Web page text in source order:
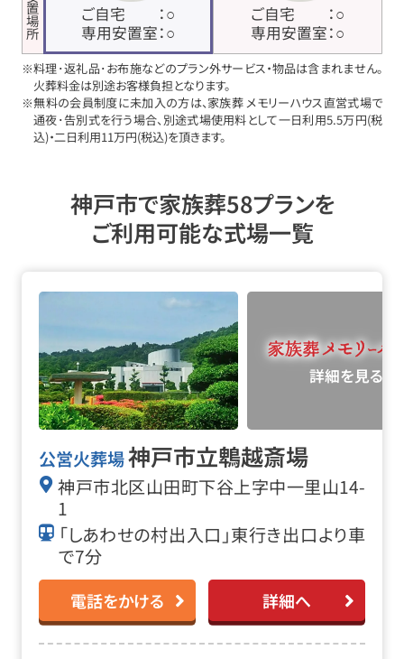
ご自宅
：○
専用安置室：○
ご自宅
：○
専用安置室：○
※料理･返礼品･お布施などのプラン外サービス・物品は含まれません。
火葬料金は別途お客様負担となります。
※無料の会員制度に未加入の方は、家族葬 メモリーハウス直営式場で
通夜･告別式を行う場合、別途式場使用料として一日利用5.5万円(税
込)・二日利用11万円(税込)を頂きます。
神戸市で家族葬58プランを
ご利用可能な式場一覧
詳細を見る
公営火葬場神戸市立鵯越斎場
神戸市北区山田町下谷上字中一里山14-
1
「しあわせの村出入口」東行き出口より車
で7分
電話をかける 詳細へ